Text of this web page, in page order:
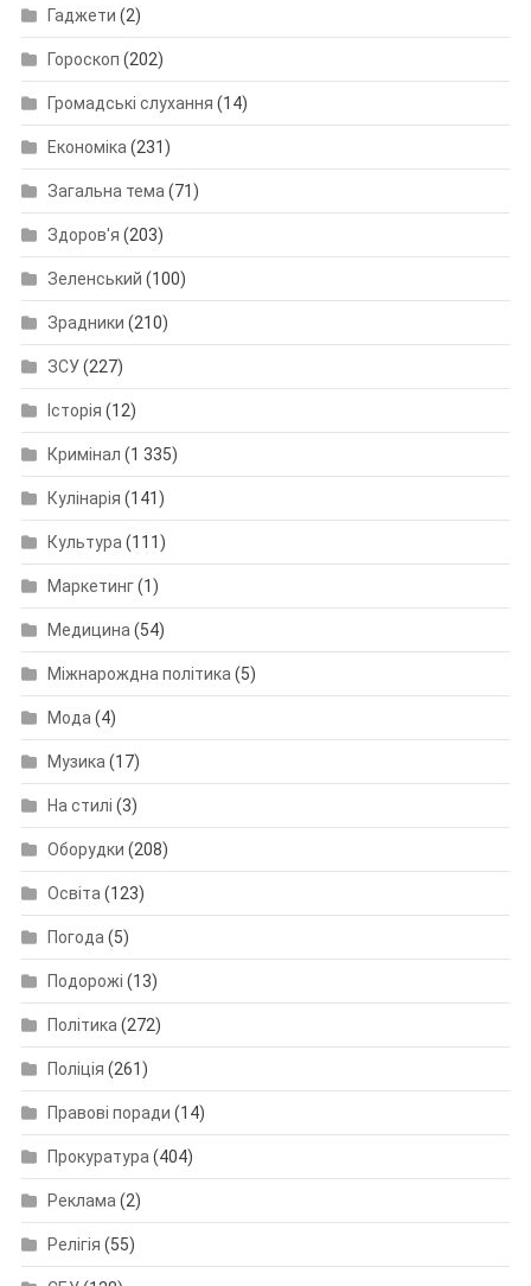
Гаджети (2)
Гороскоп (202)
Громадські слухання (14)
Економіка(231)
Загальна тема(71)
Здоров'я (203)
Зеленський (100)
Зрадники (210)
ЗСУ(227)
Історія (12)
Кримінал (1 335)
Кулінарія (141)
Культура(111)
Маркетинг(1)
Медицина(54)
Міжнарождна політика(5)
Мода(4)
Музика(17)
На стилі (3)
Оборудки (208)
Освіта(123)
Погода(5)
Подорожі (13)
Політика(272)
Поліція (261)
Правові поради (14)
Прокуратура(404)
Реклама(2)
Релігія (55)